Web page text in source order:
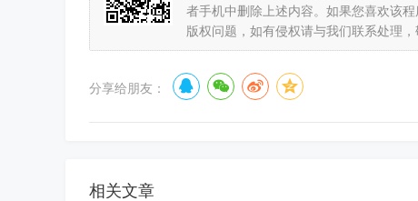
者手机中删除上述内容。如果您喜欢该
版权问题，如有侵权请与我们联系处理，
分享给朋友：
相关文章